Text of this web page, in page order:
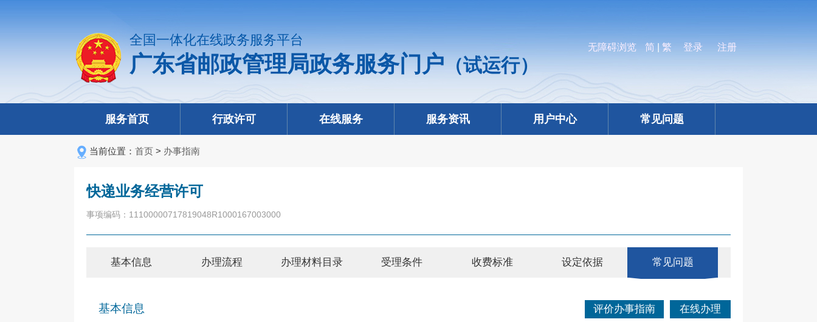
全国一体化在线政务服务平台
广东省邮政管理局政务服务门户（试运行）
无障碍浏览 简 繁 登录 注册
服务首页 行政许可 在线服务 服务资讯 用户中心 常见问题
当前位置： 首页 > 办事指南
快递业务经营许可
事项编码：11100000717819048R1000167003000
基本信息 办理流程 办理材料目录 受理条件 收费标准 设定依据 常见问题
基本信息 在线办理
评价办事指南